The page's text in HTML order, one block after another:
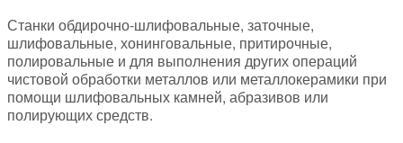
Станки обдирочно-шлифовальные, заточные,
шлифовальные, хонинговальные, притирочные,
полировальные и для выполнения других операций
чистовой обработки металлов или металлокерамики при
помощи шлифовальных камней, абразивов или
полирующих средств.